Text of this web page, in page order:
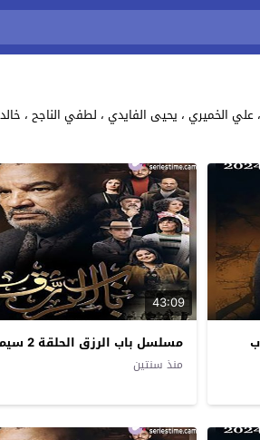
43:09
مسلسل باب الرزق الحلقة 2 سيما كلوب
منذ سنتين